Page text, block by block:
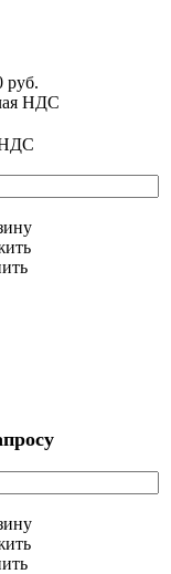
руб.
НДС
НДС